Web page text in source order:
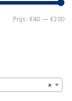
Prijs: €40 —€200
×